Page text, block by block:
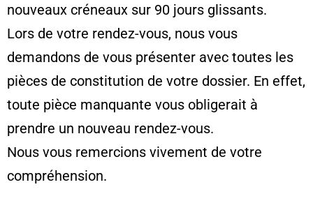
nouveaux créneaux sur 90 jours glissants.
Lors de votre rendez-vous, nous vous
demandons de vous présenter avec toutes les
pièces de constitution de votre dossier. En effet,
toute pièce manquante vous obligerait à
prendre un nouveau rendez-vous.
Nous vous remercions vivement de votre
compréhension.